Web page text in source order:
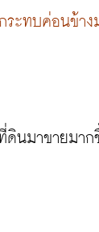
ระทบค่อนข้าง
ดินมาขายมาก